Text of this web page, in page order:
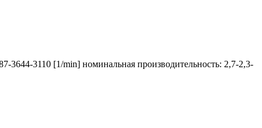
3644-3110 [1/min] номинальная производительность: 2,7-2,3-